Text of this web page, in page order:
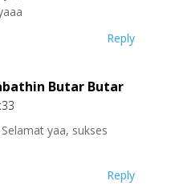
Reply
Butar Butar
yaa, sukses
Reply